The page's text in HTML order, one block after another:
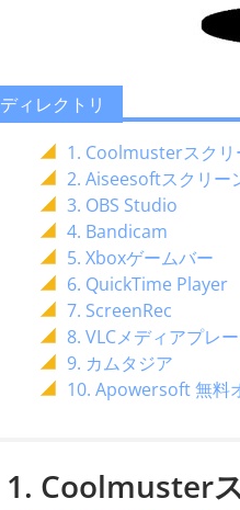
ディレクトリ
1. Coolmusterスクリ
2. Aiseesoftスクリー
3. OBS Studio
4. Bandicam
5. Xboxゲームバー
6. QuickTime Player
7. ScreenRec
8. VLCメディアプレ
9. カムタジア
10. Apowersoft 無料
1. Coolmuster